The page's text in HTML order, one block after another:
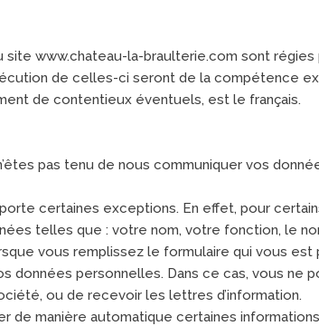
site www.chateau-la-braulterie.com sont
de celles-ci seront de la compétence
de contentieux éventuels, est le français.
pas tenu de nous communiquer vos
certaines exceptions. En effet, pour
telles que : votre nom, votre fonction, le
vous remplissez le formulaire qui vous
données personnelles. Dans ce cas, vous
ou de recevoir les lettres d’information.
de manière automatique certaines